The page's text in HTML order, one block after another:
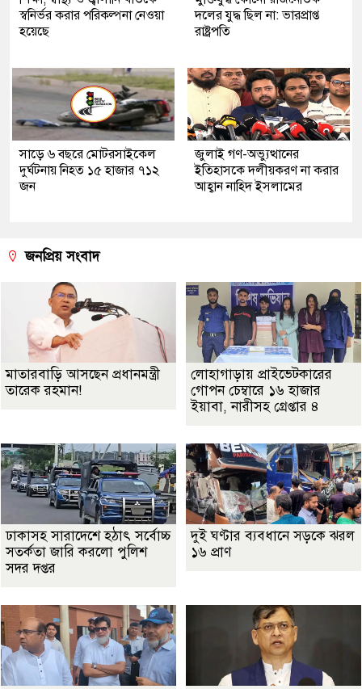
স্বনির্ভর করার পরিকল্পনা নেওয়া
হয়েছে
দলের যুদ্ধ ছিল না: ভারপ্রাপ্ত
রাষ্ট্রপতি
সাড়ে ৬ বছরে মোটরসাইকেল
দুর্ঘটনায় নিহত ১৫ হাজার ৭১২
জন
জুলাই গণ-অভ্যুত্থানের
ইতিহাসকে দলীয়করণ না করার
আহ্বান নাহিদ ইসলামের
জনপ্রিয় সংবাদ
মাতারবাড়ি আসছেন প্রধানমন্ত্রী
তারেক রহমান!
লোহাগাড়ায় প্রাইভেটকারের
গোপন চেম্বারে ১৬ হাজার
ইয়াবা, নারীসহ গ্রেপ্তার ৪
ঢাকাসহ সারাদেশে হঠাৎ সর্বোচ্চ
সতর্কতা জা‌রি করলো পুলিশ
সদর দপ্তর
দুই ঘণ্টার ব্যবধানে সড়কে ঝরল
১৬ প্রাণ